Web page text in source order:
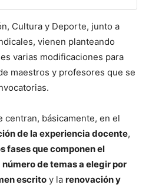
Cultura y Deporte, junto a
vienen planteando
varias modificaciones para
maestros y profesores que se
centran, básicamente, en el
de la experiencia docente,
fases que componen el
número de temas a elegir por
escrito y la renovación y